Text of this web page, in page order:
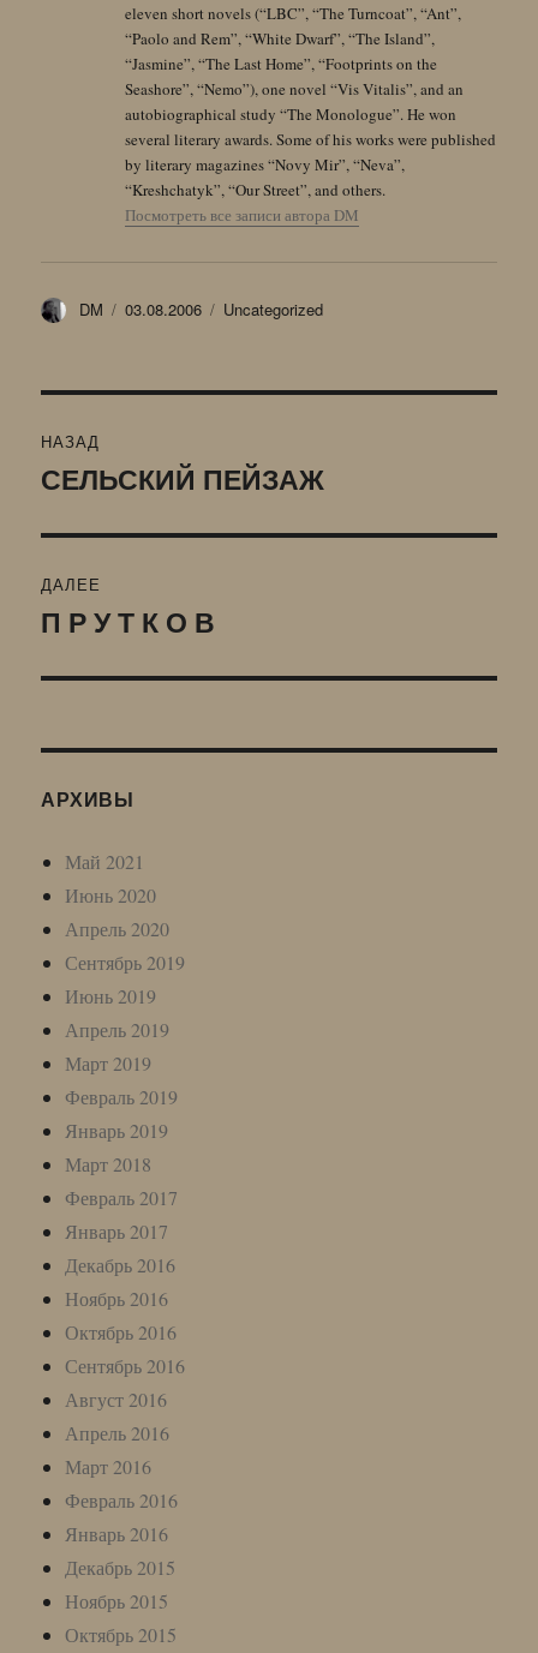
eleven short novels (“LBC”, “The Turncoat”, “Ant”,
“Paolo and Rem”, “White Dwarf”, “The Island”,
“Jasmine”, “The Last Home”, “Footprints on the
Seashore”, “Nemo”), one novel “Vis Vitalis”, and an
autobiographical study “The Monologue”. He won
several literary awards. Some of his works were published
by literary magazines “Novy Mir”, “Neva”,
“Kreshchatyk”, “Our Street”, and others.
Посмотреть все записи автора DM
Автор
DM Опубликовано
03.08.2006 Рубрики
Uncategorized
по
НАЗАД
Предыдущая
СЕЛЬСКИЙ ПЕЙЗАЖ
ДАЛЕЕ
Следующая
П Р У Т К О В
АРХИВЫ
Май 2021
Июнь 2020
Апрель 2020
Сентябрь 2019
Июнь 2019
Апрель 2019
Март 2019
Февраль 2019
Январь 2019
Март 2018
Февраль 2017
Январь 2017
Декабрь 2016
Ноябрь 2016
Октябрь 2016
Сентябрь 2016
Август 2016
Апрель 2016
Март 2016
Февраль 2016
Январь 2016
Декабрь 2015
Ноябрь 2015
Октябрь 2015